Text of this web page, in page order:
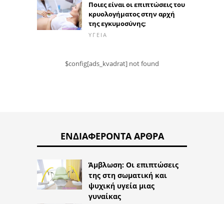
Ποιες είναι οι επιπτώσεις του
κρυολογήματος στην αρχή
της εγκυμοσύνης;
ΥΓΕΊΑ
$config[ads_kvadrat] not found
ΕΝΔΙΑΦΈΡΟΝΤΑ ΆΡΘΡΑ
Άμβλωση: Οι επιπτώσεις
της στη σωματική και
ψυχική υγεία μιας
γυναίκας